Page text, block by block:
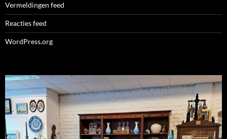
Vermeldingen feed
Reacties feed
WordPress.org